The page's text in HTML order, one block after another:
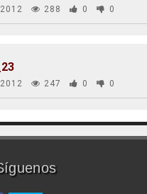
288 0 0
247 0 0